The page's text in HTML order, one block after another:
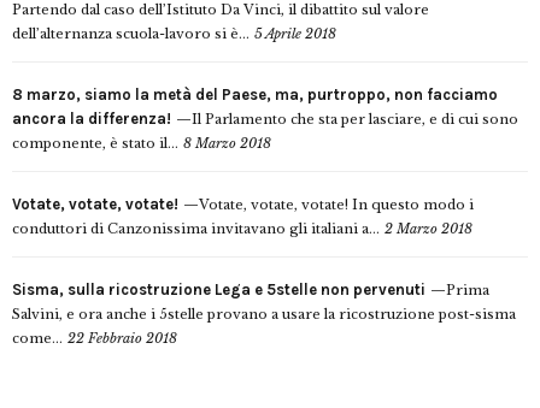
Partendo dal caso dell’Istituto Da Vinci, il dibattito sul valore
dell’alternanza scuola-lavoro si è... 5 Aprile 2018
8 marzo, siamo la metà del Paese, ma, purtroppo, non facciamo
ancora la differenza!
Il Parlamento che sta per lasciare, e di cui sono
componente, è stato il... 8 Marzo 2018
Votate, votate, votate!
Votate, votate, votate! In questo modo i
conduttori di Canzonissima invitavano gli italiani a... 2 Marzo 2018
Sisma, sulla ricostruzione Lega e 5stelle non pervenuti
Prima
Salvini, e ora anche i 5stelle provano a usare la ricostruzione post-sisma
come... 22 Febbraio 2018